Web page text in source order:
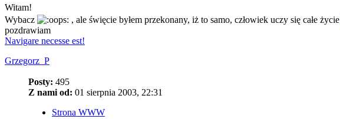
Witam!
Wybacz
, ale święcie byłem przekonany, iż to samo, człowiek uczy się całe życie
pozdrawiam
Navigare necesse est!
Grzegorz_P
Posty: 495
Z nami od: 01 sierpnia 2003, 22:31
Strona WWW